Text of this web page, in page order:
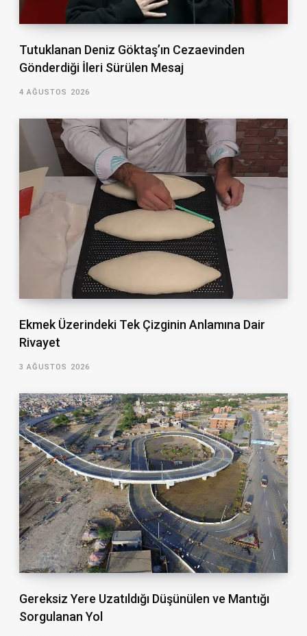
Tutuklanan Deniz Göktaş’ın Cezaevinden
Gönderdiği İleri Sürülen Mesaj
4 AĞUSTOS 2026
Ekmek Üzerindeki Tek Çizginin Anlamına Dair
Rivayet
3 AĞUSTOS 2026
Gereksiz Yere Uzatıldığı Düşünülen ve Mantığı
Sorgulanan Yol